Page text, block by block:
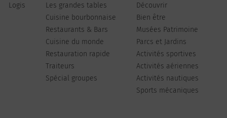
Logis
Les grandes tables
Cuisine bourbonnaise
Restaurants & Bars
Cuisine du monde
Restauration rapide
Traiteurs
Spécial groupes
Découvrir
Bien être
Musées Patrimoine
Parcs et Jardins
Activités sportives
Activités aériennes
Activités nautiques
Sports mécaniques